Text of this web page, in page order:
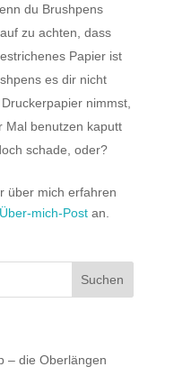
du Brushpens
zu achten, dass
Papier ist
es dir nicht
nimmst,
Mal benutzen kaputt
schade, oder?
über mich erfahren
Über-mich-Post an.
– die Oberlängen